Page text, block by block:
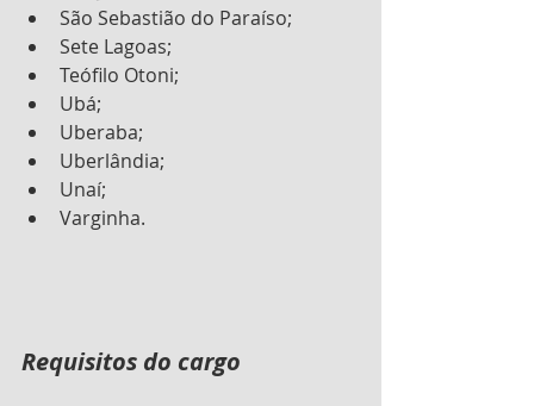
São Sebastião do Paraíso;
Sete Lagoas;
Teófilo Otoni;
Ubá;
Uberaba;
Uberlândia;
Unaí;
Varginha.
Requisitos do cargo